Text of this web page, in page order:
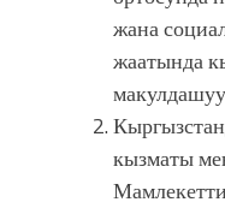
жана
жаатында
кызматы